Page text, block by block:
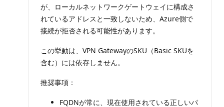
が、ローカルネットワークゲートウェイに構成さ
れているアドレスと一致しないため、Azure側で
接続が拒否される可能性があります。
この挙動は、VPN GatewayのSKU（Basic SKUを
含む）には依存しません。
推奨事項：
FQDNが常に、現在使用されている正しいパ